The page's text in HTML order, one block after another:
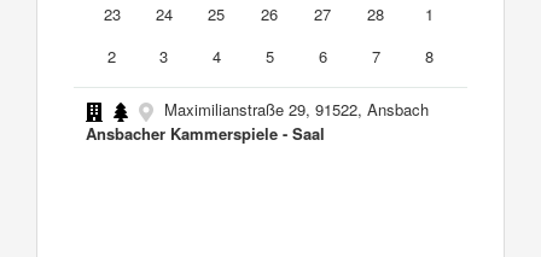
23
24 25 26 27 28
1
2
3 4 5 6 7 8
Maximilianstraße 29, 91522, Ansbach
Ansbacher Kammerspiele - Saal